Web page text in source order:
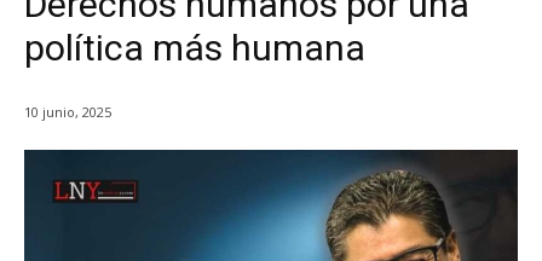
política más humana
10 junio, 2025